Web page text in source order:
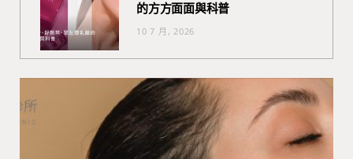
的方方面面與科普
10 7 月, 2026